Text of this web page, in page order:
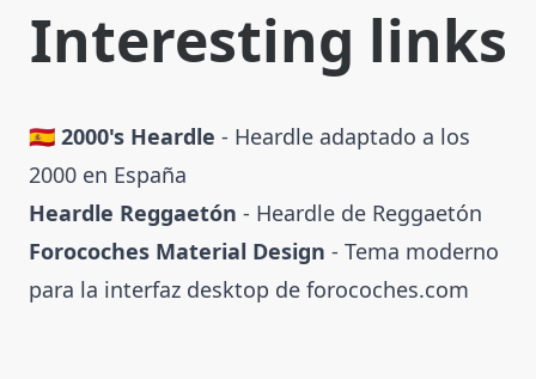
Interesting links
🇪🇸 2000's Heardle - Heardle adaptado a los
2000 en España
Heardle Reggaetón - Heardle de Reggaetón
Forocoches Material Design - Tema moderno
para la interfaz desktop de forocoches.com